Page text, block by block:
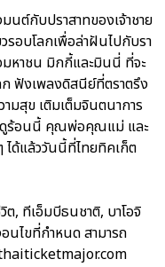
นต์กับปราสาทของเจ้าชาย
รอบโลกเพื่อล่าฝันไปกับรา
หาชน มิกกี้และมินนี่ ที่จะ
ก ฟังเพลงดิสนีย์ที่ตราตรึง
มสุข เติมเต็มจินตนาการ
ดูร้อนนี้ คุณพ่อคุณแม่ และ
ด้แล้ววันนี้ที่ไทยทิคเก็ต
, ทีเอ็มบีธนชาติ, บาโอจิ
นไขที่กำหนด สามารถ
thaiticketmajor.com